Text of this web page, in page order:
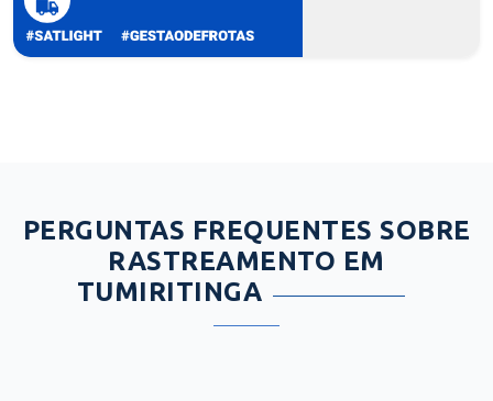
PERGUNTAS FREQUENTES SOBRE
RASTREAMENTO EM
TUMIRITINGA